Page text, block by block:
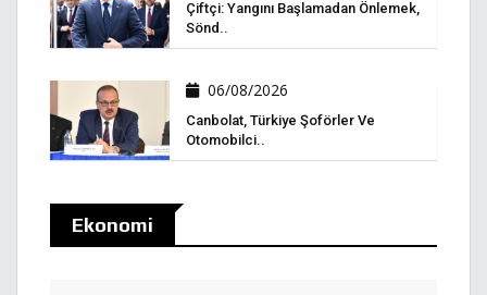
Çiftçi: Yangını Başlamadan Önlemek,
Sönd..
06/08/2026
Canbolat, Türkiye Şoförler Ve
Otomobilci..
Ekonomi